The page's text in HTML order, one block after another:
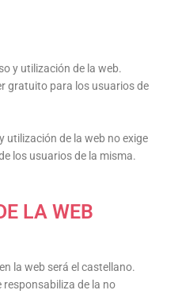
y utilización de la web.
gratuito para los usuarios de
utilización de la web no exige
los usuarios de la misma.
LA WEB
la web será el castellano.
responsabiliza de la no